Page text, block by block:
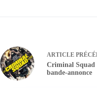
ARTICLE
Criminal Squad
bande-annonce